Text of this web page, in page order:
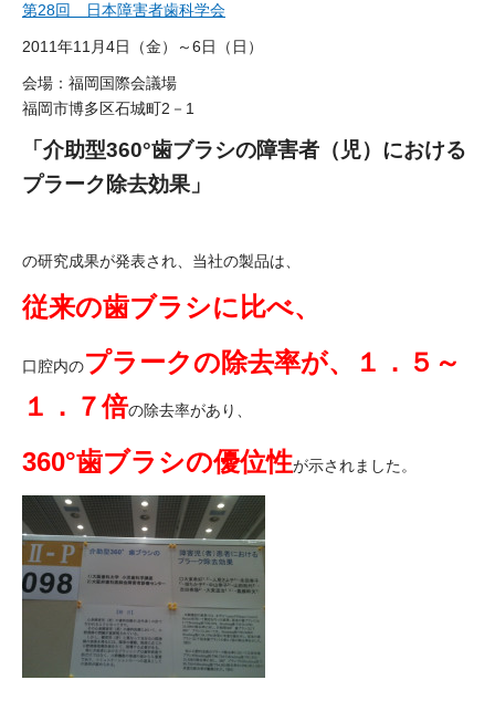
第28回 日本障害者歯科学会
2011年11月4日（金）～6日（日）
会場：福岡国際会議場
福岡市博多区石城町2－1
「介助型360°歯ブラシの障害者（児）における
プラーク除去効果」
の研究成果が発表され、当社の製品は、
従来の歯ブラシに比べ、
口腔内のプラークの除去率が、
１．５～
１．７倍の除去率があり、
360°歯ブラシの優位性が示されました。